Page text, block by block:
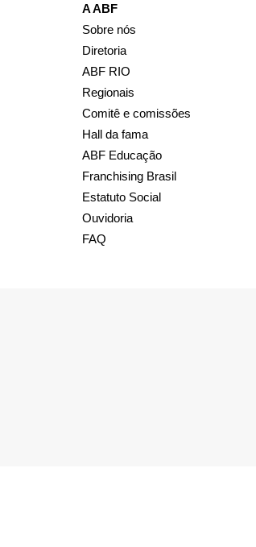
A ABF
Sobre nós
Diretoria
ABF RIO
Regionais
Comitê e comissões
Hall da fama
ABF Educação
Franchising Brasil
Estatuto Social
Ouvidoria
FAQ